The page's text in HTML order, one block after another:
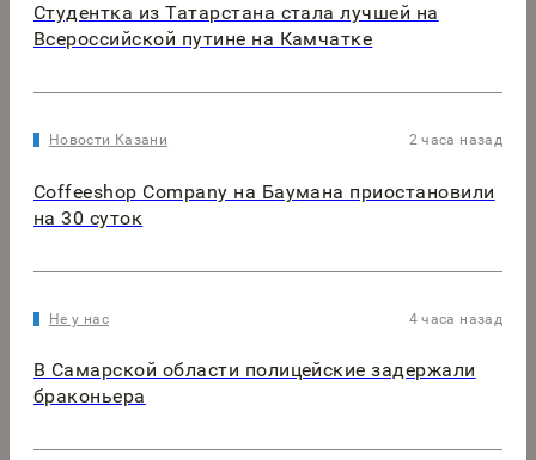
Студентка из Татарстана стала лучшей на
Всероссийской путине на Камчатке
Новости Казани 2 часа назад
Coffeeshop Company на Баумана приостановили
на 30 суток
Не у нас 4 часа назад
В Самарской области полицейские задержали
браконьера